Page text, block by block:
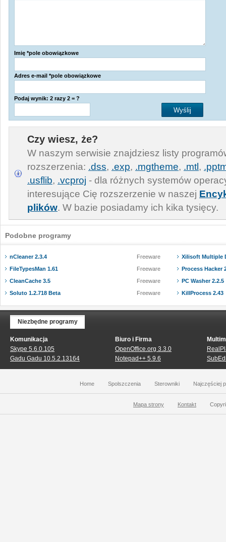
Imię *pole obowiązkowe
Adres e-mail *pole obowiązkowe
Podaj wynik: 2 razy 2 = ?
Czy wiesz, że?
W naszym serwisie znajdziesz listy
rozszerzenia: .dss, .exp, .mgtheme, .mtl ,
.usflib, .vcproj - dla różnych systemów
interesujące Cię rozszerzenie w naszej
plików. W bazie posiadamy ich kika tysięcy.
Podobne programy
nCleaner 2.3.4
Freeware
FileTypesMan 1.61
Freeware
CleanCache 3.5
Freeware
Soluto 1.2.718 Beta
Freeware
Xilisoft Multiple
Process Hacker
PC Washer 2.2.5
KillProcess 2.43
Niezbędne programy
Komunikacja
Skype 5.6.0.105
Gadu Gadu 10.5.2.13164
Biuro i Firma
OpenOffice.org 3.3.0
Notepad++ 5.9.6
Home Spolszczenia Sterowniki Najczęściej
Mapa strony Kontakt